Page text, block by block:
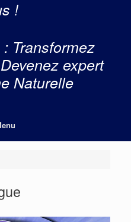
!
Transformez
expert
Naturelle